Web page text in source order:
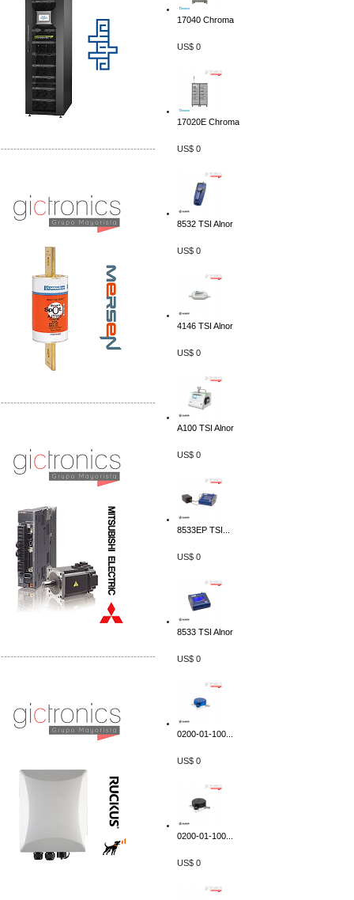
-------------------------------------------------
-------------------------------------------------
-------------------------------------------------
17040 Chroma
US$ 0
17020E Chroma
US$ 0
8532 TSI Alnor
US$ 0
4146 TSI Alnor
US$ 0
A100 TSI Alnor
US$ 0
8533EP TSI...
US$ 0
8533 TSI Alnor
US$ 0
0200-01-100...
US$ 0
0200-01-100...
US$ 0